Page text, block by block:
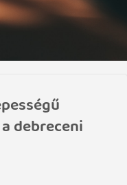
debreceni